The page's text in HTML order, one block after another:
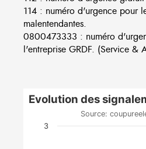
114 : numéro d'urgence pour
malentendantes.
0800473333 : numéro
l'entreprise GRDF. (Service &
Evolution des
Source:
3